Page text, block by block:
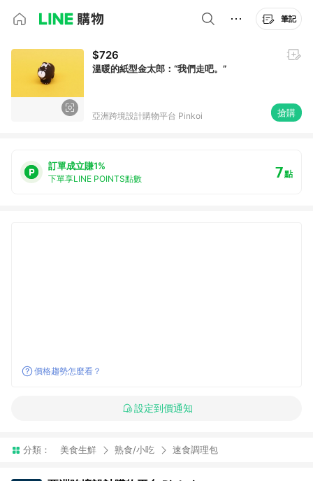
筆記
$726
溫暖的紙型金太郎：“我們走吧。”
亞洲跨境設計購物平台 Pinkoi 搶購
訂單成立賺1%
下單享LINE POINTS點數 7點
價格趨勢怎麼看？
設定到價通知
分類： 美食生鮮 熟食/小吃 速食調理包